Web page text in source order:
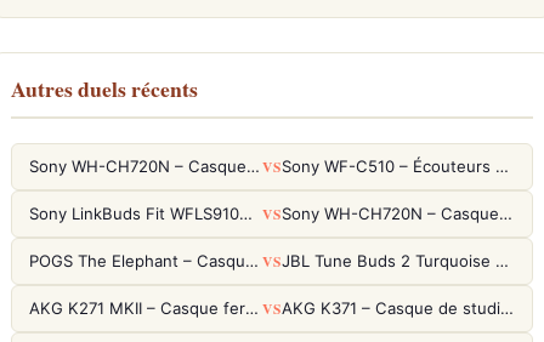
Autres duels récents
Sony WH-CH720N – Casque ANC 35h, Ultra-léger (192g) avec Processeur V1 VS Sony WF-C510 – Écouteurs True Wireless compacts, autonomie 22h et multipoint
Sony LinkBuds Fit WFLS910NW Blanc – Écouteurs Sport Ailes ANC VS Sony WH-CH720N – Casque ANC 35h, Ultra-léger (192g) avec Processeur V1
POGS The Elephant – Casque Filaire Enfants 85dB POGS-Safe™ (Éco-Responsable) VS JBL Tune Buds 2 Turquoise – Écouteurs True Wireless avec ANC et autonomie 48h
AKG K271 MKII – Casque fermé studio fiable pour une écoute neutre VS AKG K371 – Casque de studio fermé 50mm titane, réponse 5Hz-50kHz